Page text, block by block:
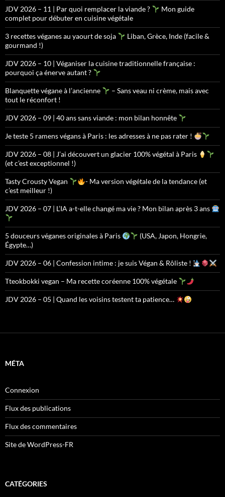
JDV 2026 – 11 | Par quoi remplacer la viande ?
Mon guide
complet pour débuter en cuisine végétale
3 recettes véganes au yaourt de soja
Liban, Grèce, Inde (facile &
gourmand !)
JDV 2026 – 10 | Véganiser la cuisine traditionnelle française :
pourquoi ça énerve autant ?
Blanquette végane à l’ancienne
– Sans veau ni crème, mais avec
tout le réconfort !
JDV 2026 – 09 | 40 ans sans viande : mon bilan honnête
Je teste 5 ramens végans à Paris : les adresses à ne pas rater !
JDV 2026 – 08 | J’ai découvert un glacier 100% végétal à Paris
(et c’est exceptionnel !)
Tasty Crousty Vegan
- Ma version végétale de la tendance (et
c’est meilleur !)
JDV 2026 – 07 | L’IA a-t-elle changé ma vie ? Mon bilan après 3 ans
5 douceurs véganes originales à Paris
(USA, Japon, Hongrie,
Égypte…)
JDV 2026 – 06 | Confession intime : je suis Végan & Rôliste !
Tteokbokki vegan – Ma recette coréenne 100% végétale
JDV 2026 – 05 | Quand les voisins testent ta patience…
MÉTA
Connexion
Flux des publications
Flux des commentaires
Site de WordPress-FR
CATÉGORIES